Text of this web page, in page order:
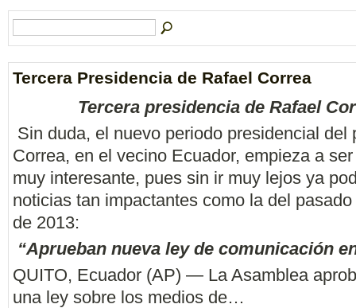
Tercera Presidencia de Rafael Correa
Tercera presidencia de Rafael
Sin duda, el nuevo periodo presidencial del
Correa, en el vecino Ecuador, empieza a
muy interesante, pues sin ir muy lejos ya
noticias tan impactantes como la del
de 2013:
“Aprueban nueva ley de comunicación
QUITO, Ecuador (AP) — La Asamblea
una ley sobre los medios de…